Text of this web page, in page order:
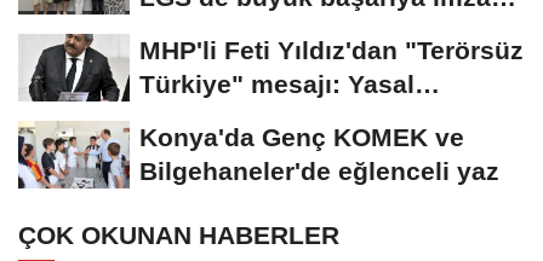
MHP'li Feti Yıldız'dan "Terörsüz
Türkiye" mesajı: Yasal
Konya'da Genç KOMEK ve
Bilgehaneler'de eğlenceli yaz
ÇOK OKUNAN HABERLER